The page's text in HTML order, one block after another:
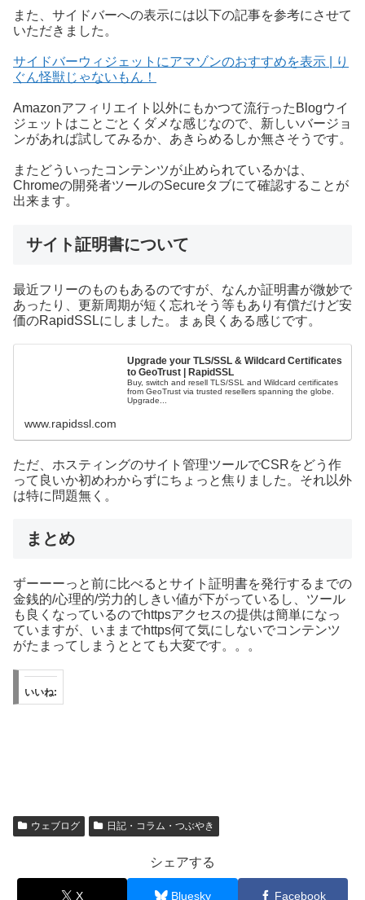
また、サイドバーへの表示には以下の記事を参考にさせて
いただきました。
サイドバーウィジェットにアマゾンのおすすめを表示 | り
ぐん怪獣じゃないもん！
Amazonアフィリエイト以外にもかつて流行ったBlogウイ
ジェットはことごとくダメな感じなので、新しいバージョ
ンがあれば試してみるか、あきらめるしか無さそうです。
またどういったコンテンツが止められているかは、
Chromeの開発者ツールのSecureタブにて確認することが
出来ます。
サイト証明書について
最近フリーのものもあるのですが、なんか証明書が微妙で
あったり、更新周期が短く忘れそう等もあり有償だけど安
価のRapidSSLにしました。まぁ良くある感じです。
Upgrade your TLS/SSL & Wildcard Certificates
to GeoTrust | RapidSSL
Buy, switch and resell TLS/SSL and Wildcard certificates
from GeoTrust via trusted resellers spanning the globe.
Upgrade...
www.rapidssl.com
ただ、ホスティングのサイト管理ツールでCSRをどう作
って良いか初めわからずにちょっと焦りました。それ以外
は特に問題無く。
まとめ
ずーーーっと前に比べるとサイト証明書を発行するまでの
金銭的/心理的/労力的しきい値が下がっているし、ツール
も良くなっているのでhttpsアクセスの提供は簡単になっ
ていますが、いままでhttps何て気にしないでコンテンツ
がたまってしまうととても大変です。。。
いいね:
ウェブログ 日記・コラム・つぶやき
シェアする
X Bluesky Facebook